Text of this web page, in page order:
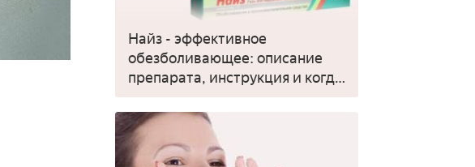
Найз - эффективное
обезболивающее: описание
препарата, инструкция и когда
применять